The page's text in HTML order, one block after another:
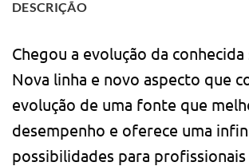
DESCRIÇÃO
Chegou a evolução da
Nova linha e novo aspecto que
evolução de uma fonte que
desempenho e oferece uma
possibilidades para profissionais